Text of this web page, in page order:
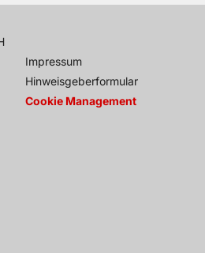
Impressum
Hinweisgeberformular
Cookie Management